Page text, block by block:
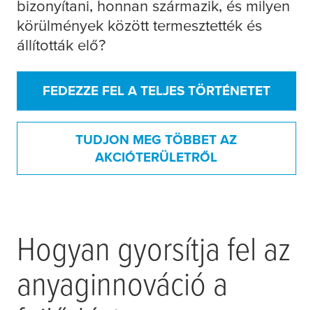
bizonyítani, honnan származik, és milyen
körülmények között termesztették és
állították elő?
FEDEZZE FEL A TELJES TÖRTÉNETET
TUDJON MEG TÖBBET AZ
AKCIÓTERÜLETRŐL
Hogyan gyorsítja fel az
anyaginnováció a